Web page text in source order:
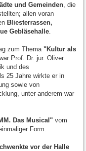
und Gemeinden , die
allen voran
Bliesterrassen,
Gebläsehalle
zum Thema "Kultur als
Prof. Dr. jur. Oliver
und des
25 Jahre wirkte er in
sowie von
unter anderem war
Das Musical" vom
Form.
vor der Halle